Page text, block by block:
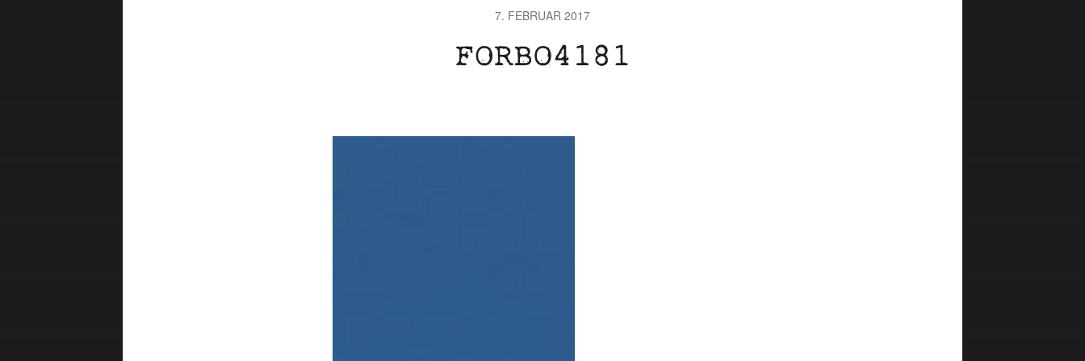
7. FEBRUAR 2017